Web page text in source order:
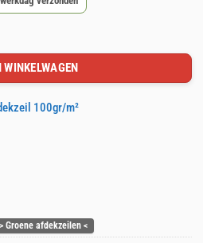
100gr/m²
> Groene afdekzeilen <